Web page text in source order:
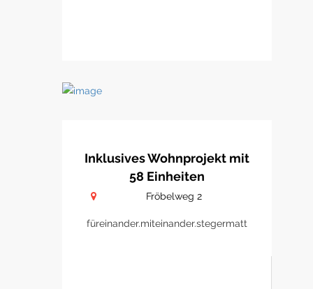
Inklusives Wohnprojekt mit
58 Einheiten
Fröbelweg 2
füreinander.miteinander.stegermatt